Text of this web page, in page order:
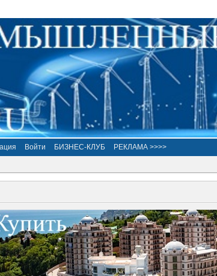
Войти БИЗНЕС-КЛУБ РЕКЛАМА >>>>